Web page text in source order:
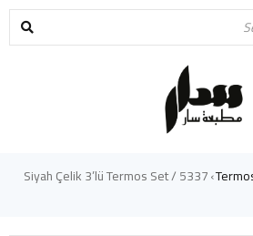
›
5337 Siyah Çelik 3’lü Termos Set /